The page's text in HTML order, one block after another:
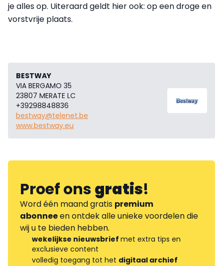
je alles op. Uiteraard geldt hier ook: op een droge en
vorstvrije plaats.
BESTWAY
VIA BERGAMO 35
23807 MERATE LC
+39298848836
bestway@telenet.be
www.bestway.eu
Proef onsgratis!
Word één maand gratis premium
abonneeen ontdek alle unieke voordelen die
wij u te bieden hebben.
wekelijkse nieuwsbrief met extra tips en
exclusieve content
volledig toegang tot het digitaal archief